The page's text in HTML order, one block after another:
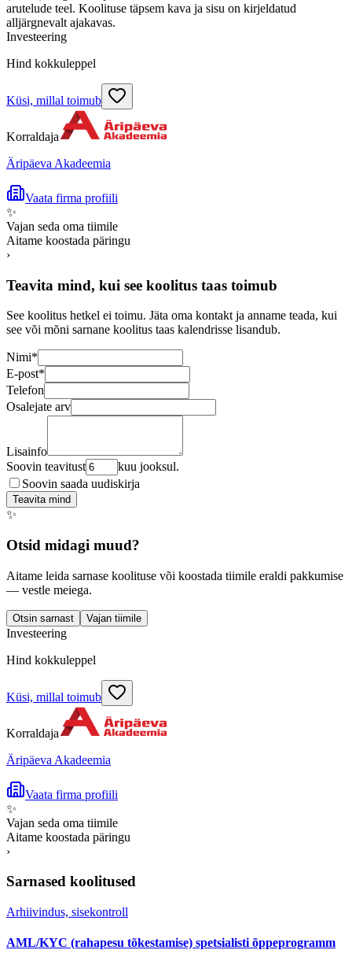
arutelude teel. Koolituse täpsem kava ja sisu on kirjeldatud
alljärgnevalt ajakavas.
Investeering
Hind kokkuleppel
Küsi, millal toimub
Korraldaja
Äripäeva Akadeemia
Vaata firma profiili
✨
Vajan seda oma tiimile
Aitame koostada päringu
›
Teavita mind, kui see koolitus taas toimub
See koolitus hetkel ei toimu. Jäta oma kontakt ja anname teada, kui
see või mõni sarnane koolitus taas kalendrisse lisandub.
Nimi*
E-post*
Telefon
Osalejate arv
Lisainfo
Soovin teavitust
kuu jooksul.
Soovin saada uudiskirja
Teavita mind
✨
Otsid midagi muud?
Aitame leida sarnase koolituse või koostada tiimile eraldi pakkumise
— vestle meiega.
Otsin sarnast Vajan tiimile
Investeering
Hind kokkuleppel
Küsi, millal toimub
Korraldaja
Äripäeva Akadeemia
Vaata firma profiili
✨
Vajan seda oma tiimile
Aitame koostada päringu
›
Sarnased koolitused
Arhiivindus, sisekontroll
AML/KYC (rahapesu tõkestamise) spetsialisti õppeprogramm